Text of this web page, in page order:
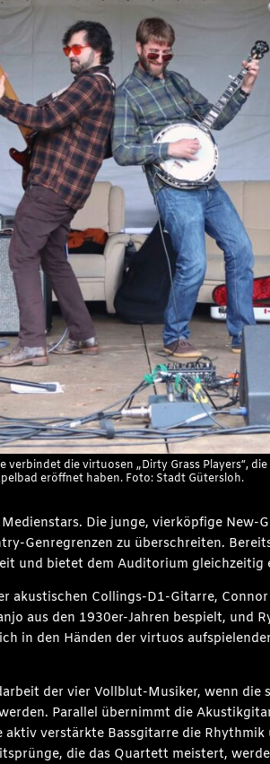
verbindet die virtuosen „Dirty Grass Players“,
eröffnet haben. Foto: Stadt Gütersloh.
Die junge, vierköpfige
Genregrenzen zu überschreiten.
und bietet dem Auditorium
akustischen Collings-D1-Gitarre,
aus den 1930er-Jahren bespielt, und
in den Händen der virtuos
der vier Vollblut-Musiker, wenn
Parallel übernimmt die
verstärkte Bassgitarre die
die das Quartett meistert,